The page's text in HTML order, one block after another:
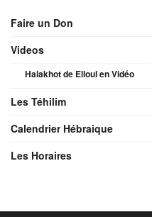
Faire un Don
Videos
Halakhot de Elloul en Vidéo
Les Téhilim
Calendrier Hébraique
Les Horaires